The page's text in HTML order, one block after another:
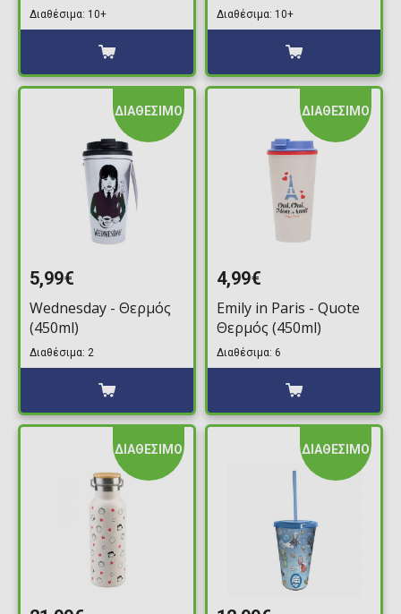
Διαθέσιμα: 10+ Διαθέσιμα: 10+
ΔΙΑΘΕΣΙΜΟ
5,99€
Wednesday - Θερμός
(450ml)
Διαθέσιμα: 2
ΔΙΑΘΕΣΙΜΟ
4,99€
Emily in Paris - Quote
Θερμός (450ml)
Διαθέσιμα: 6
ΔΙΑΘΕΣΙΜΟ ΔΙΑΘΕΣΙΜΟ